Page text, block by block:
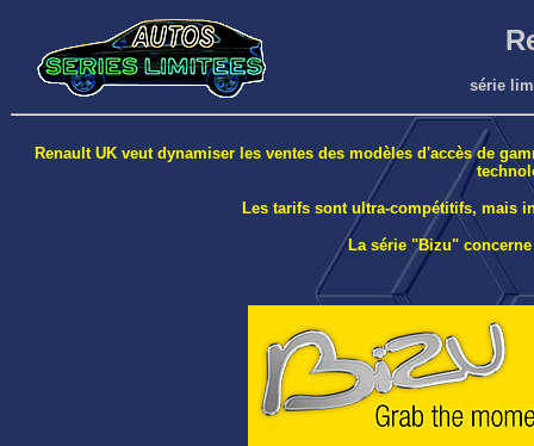
série
Renault UK veut dynamiser les ventes des modèles d'accès de
Les tarifs sont ultra-compétitifs, mais
La série "Bizu"